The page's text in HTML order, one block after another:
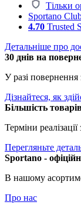
Тільки
Sportano
4.70 Trusted
Детальніше про
30 днів на
У разі повернення
Дізнайтеся, як
Більшість
Терміни
Перегляньте
Sportano -
В нашому
Про нас